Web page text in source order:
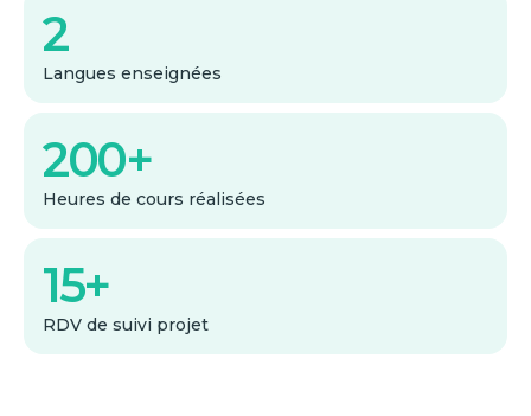
2
Langues enseignées
200+
Heures de cours réalisées
15+
RDV de suivi projet